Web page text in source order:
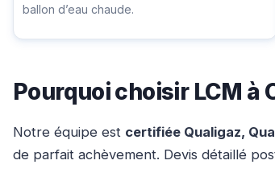
ballon d’eau chaude.
Pourquoi choisir LCM à
Notre équipe est certifiée Qualigaz,
de parfait achèvement. Devis détaillé